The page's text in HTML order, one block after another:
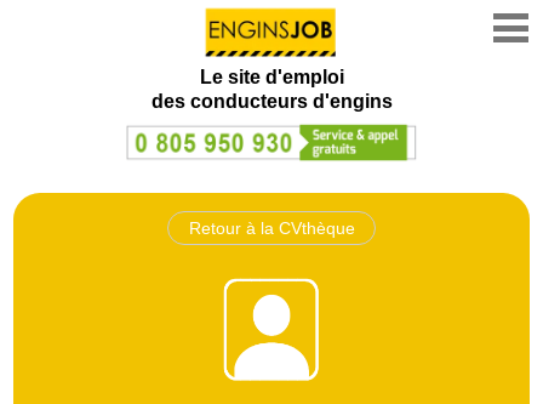
Le site d'emploi
des conducteurs d'engins
Retour à la CVthèque